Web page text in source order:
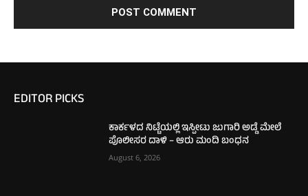
EDITOR PICKS
ಕಾರ್ಕಳದ ನಿಟ್ಟೆಯಲ್ಲಿ ಇಸ್ಪೀಟು ಜುಗಾರಿ ಅಡ್ಡೆ ಮೇಲೆ
ಪೊಲೀಸರ ದಾಳಿ – ಆರು ಮಂದಿ ಬಂಧನ
August 6, 2026